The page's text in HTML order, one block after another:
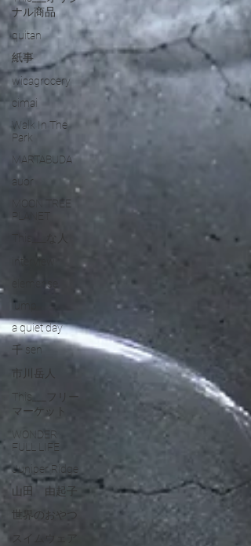
ナル商品
quitan
紙事
wicagrocery
cimai
Walk In The
Park
MARTABUDA
auor
MOON TREE
PLANET
interview
elemense
lump
a quiet day
千 sen
市川岳人
This___フリー
マーケット
WONDER
FULL LIFE
Juniper Ridge
山田 由起子
世界のおやつ
スイムウェア